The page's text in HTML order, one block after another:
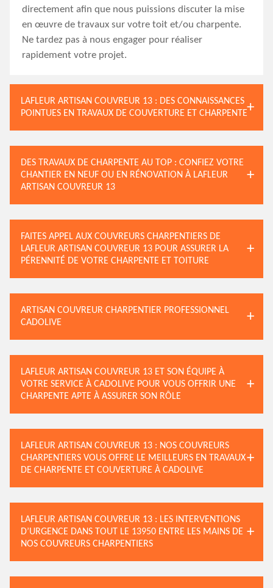
directement afin que nous puissions discuter la mise
en œuvre de travaux sur votre toit et/ou charpente.
Ne tardez pas à nous engager pour réaliser
rapidement votre projet.
LAFLEUR ARTISAN COUVREUR 13 : DES CONNAISSANCES
POINTUES EN TRAVAUX DE COUVERTURE ET CHARPENTE
DES TRAVAUX DE CHARPENTE AU TOP : CONFIEZ VOTRE
CHANTIER EN NEUF OU EN RÉNOVATION À LAFLEUR
ARTISAN COUVREUR 13
FAITES APPEL AUX COUVREURS CHARPENTIERS DE
LAFLEUR ARTISAN COUVREUR 13 POUR ASSURER LA
PÉRENNITÉ DE VOTRE CHARPENTE ET TOITURE
ARTISAN COUVREUR CHARPENTIER PROFESSIONNEL
CADOLIVE
LAFLEUR ARTISAN COUVREUR 13 ET SON ÉQUIPE À
VOTRE SERVICE À CADOLIVE POUR VOUS OFFRIR UNE
CHARPENTE APTE À ASSURER SON RÔLE
LAFLEUR ARTISAN COUVREUR 13 : NOS COUVREURS
CHARPENTIERS VOUS OFFRE LE MEILLEURS EN TRAVAUX
DE CHARPENTE ET COUVERTURE À CADOLIVE
LAFLEUR ARTISAN COUVREUR 13 : LES INTERVENTIONS
D’URGENCE DANS TOUT LE 13950 ENTRE LES MAINS DE
NOS COUVREURS CHARPENTIERS